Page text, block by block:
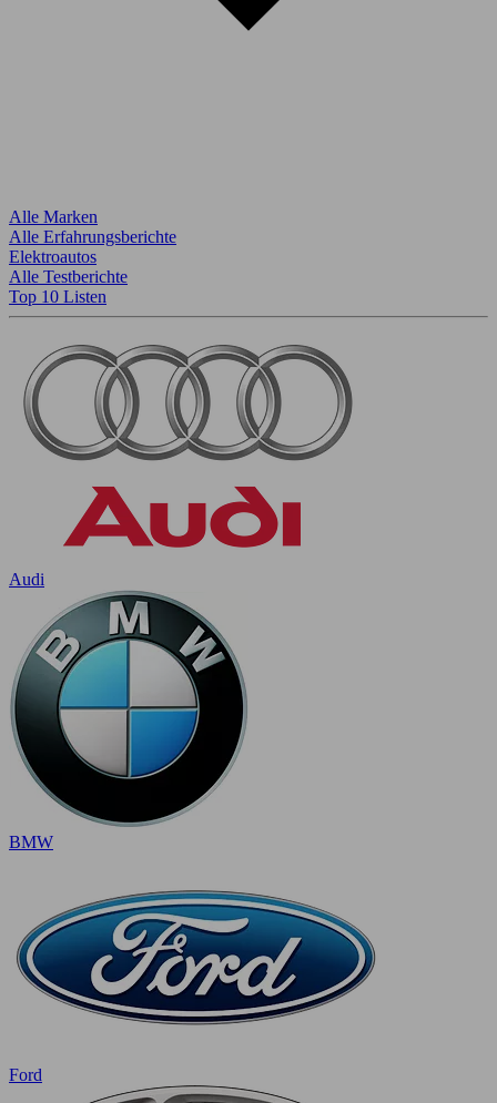
Alle Marken
Alle Erfahrungsberichte
Elektroautos
Alle Testberichte
Top 10 Listen
Audi
BMW
Ford